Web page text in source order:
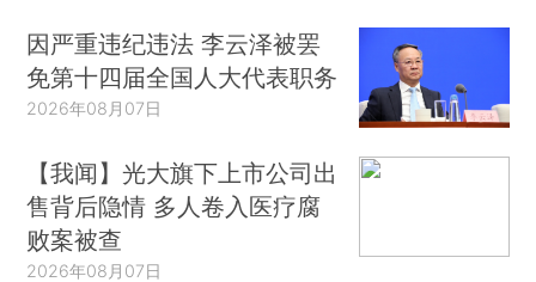
因严重违纪违法 李云泽被罢
免第十四届全国人大代表职务
2026年08月07日
【我闻】光大旗下上市公司出
售背后隐情 多人卷入医疗腐
败案被查
2026年08月07日